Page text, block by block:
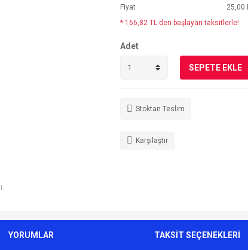
Fiyat
25,00
* 166,82 TL den başlayan taksitlerle!
Adet
SEPETE EKLE
Stoktan Teslim
Karşılaştır
YORUMLAR TAKSİT SEÇENEKLERİ